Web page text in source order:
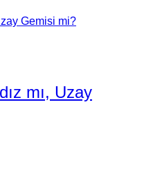
mı, Uzay